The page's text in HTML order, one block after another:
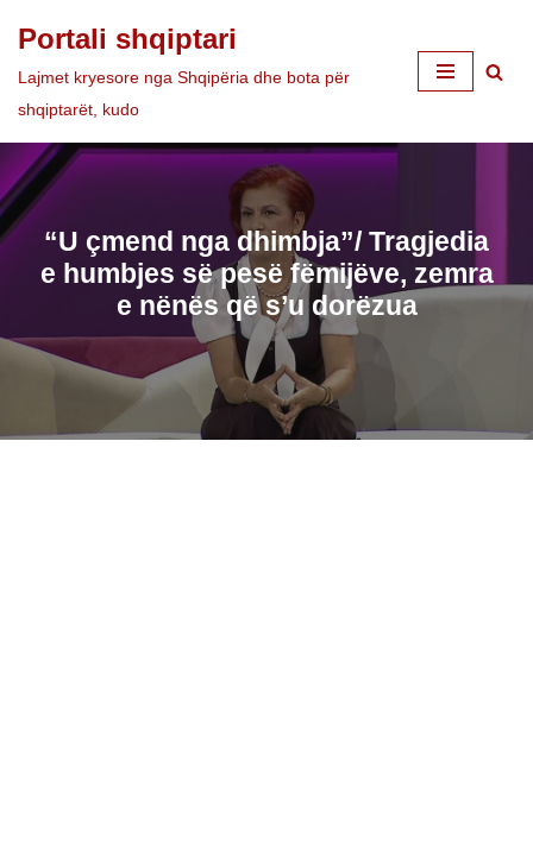
Skip
to
Portali shqiptari
Lajmet kryesore nga Shqipëria dhe bota për
shqiptarët, kudo
“U çmend nga dhimbja”/ Tragjedia
e humbjes së pesë fëmijëve, zemra
e nënës që s’u dorëzua